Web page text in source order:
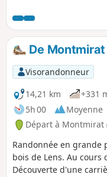
(orthographiée
De
Visorandonneur
14,21 km
+331
5h 00
Moyenne
Départ à Montmirat
Randonnée en grande
bois de Lens. Au cours
Découverte d'une